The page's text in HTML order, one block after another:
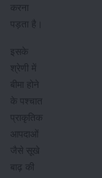
करना
पड़ता है।
इसके
श्रेणी में
बीमा होने
के पश्चात
प्राकृतिक
आपदाओं
जैसे सूखे
बाढ़ की